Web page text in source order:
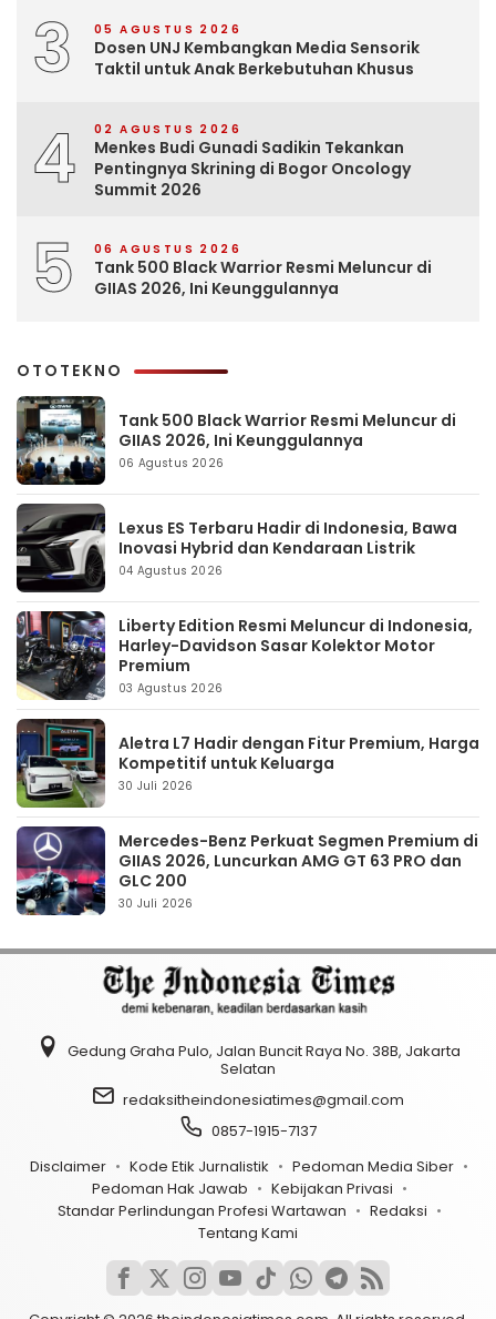
3 05 AGUSTUS 2026
Dosen UNJ Kembangkan Media Sensorik
Taktil untuk Anak Berkebutuhan Khusus
4 02 AGUSTUS 2026
Menkes Budi Gunadi Sadikin Tekankan
Pentingnya Skrining di Bogor Oncology
Summit 2026
5 06 AGUSTUS 2026
Tank 500 Black Warrior Resmi Meluncur di
GIIAS 2026, Ini Keunggulannya
OTOTEKNO
Tank 500 Black Warrior Resmi Meluncur di
GIIAS 2026, Ini Keunggulannya
06 Agustus 2026
Lexus ES Terbaru Hadir di Indonesia, Bawa
Inovasi Hybrid dan Kendaraan Listrik
04 Agustus 2026
Liberty Edition Resmi Meluncur di Indonesia,
Harley-Davidson Sasar Kolektor Motor
Premium
03 Agustus 2026
Aletra L7 Hadir dengan Fitur Premium, Harga
Kompetitif untuk Keluarga
30 Juli 2026
Mercedes-Benz Perkuat Segmen Premium di
GIIAS 2026, Luncurkan AMG GT 63 PRO dan
GLC 200
30 Juli 2026
Gedung Graha Pulo, Jalan Buncit Raya No. 38B, Jakarta
Selatan
redaksitheindonesiatimes@gmail.com
0857-1915-7137
Disclaimer
Kode Etik Jurnalistik
Pedoman Media Siber
Pedoman Hak Jawab
Kebijakan Privasi
Standar Perlindungan Profesi Wartawan
Redaksi
Tentang Kami